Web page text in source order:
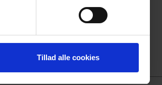
Tillad alle cookies
forår for det forgangne år.